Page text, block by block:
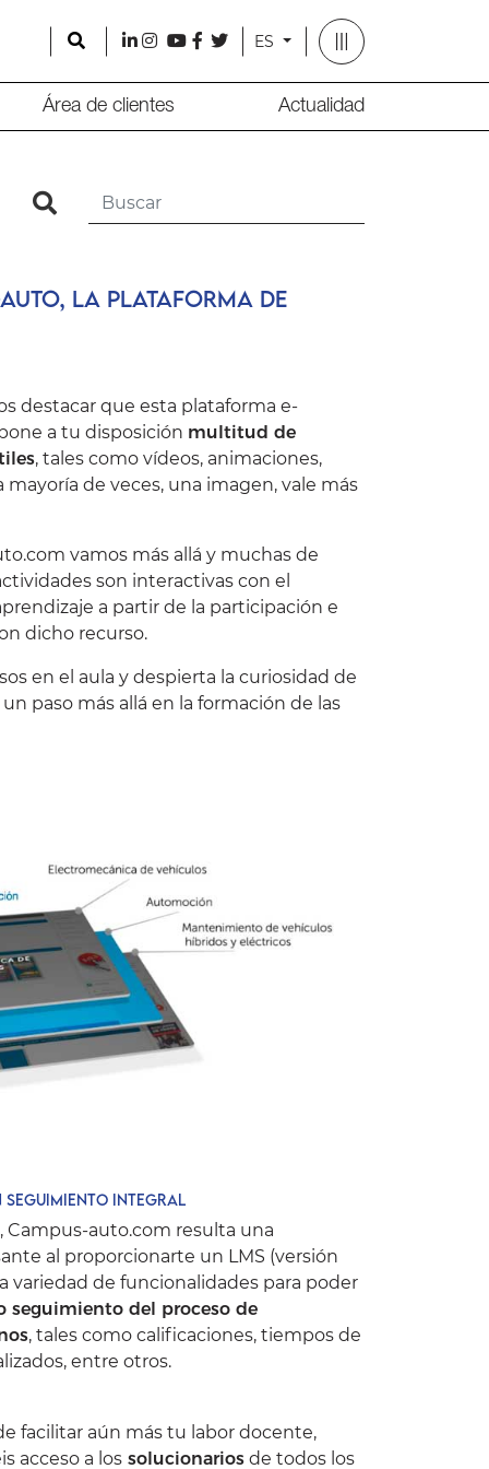
Search
l i y f t ES
Área de clientes Actualidad
search
auto, la plataforma de
destacar que esta plataforma e-
a tu disposición multitud de
, tales como vídeos, animaciones,
mayoría de veces, una imagen, vale más
vamos más allá y muchas de
son interactivas con el
a partir de la participación e
dicho recurso.
en el aula y despierta la curiosidad de
paso más allá en la formación de las
seguimiento integral
Campus-auto.com resulta una
al proporcionarte un LMS (versión
variedad de funcionalidades para poder
seguimiento del proceso de
, tales como calificaciones, tiempos de
entre otros.
facilitar aún más tu labor docente,
acceso a los solucionarios de todos los